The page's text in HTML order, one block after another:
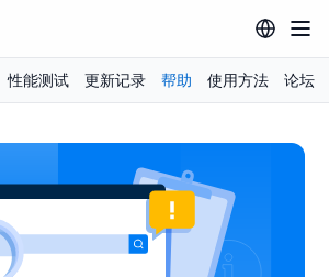
性能测试 更新记录 帮助 使用方法 论坛